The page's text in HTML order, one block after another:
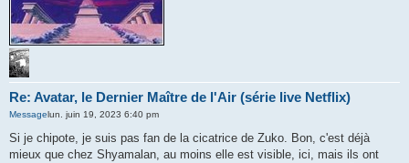
Re: Avatar, le Dernier Maître de l'Air (série live Netflix)
Messagelun. juin 19, 2023 6:40 pm
Si je chipote, je suis pas fan de la cicatrice de Zuko. Bon, c'est déjà
mieux que chez Shyamalan, au moins elle est visible, ici, mais ils ont